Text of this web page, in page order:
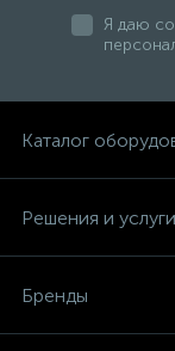
Подобное
решением для
сразу к
в ванной.
Я даю
Каталог
Решения и услуги
Бренды